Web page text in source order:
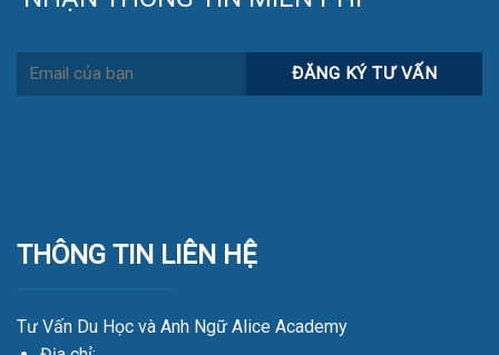
THÔNG TIN LIÊN HỆ
Tư Vấn Du Học và Anh Ngữ Alice Academy